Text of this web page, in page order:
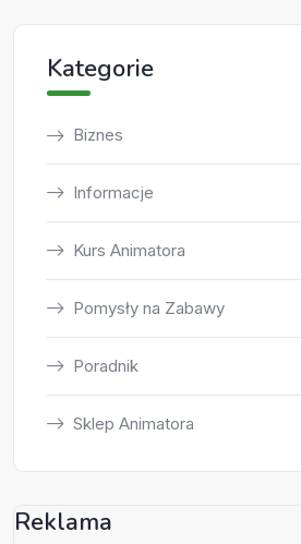
Kategorie
Biznes
Informacje
Kurs Animatora
Pomysły na Zabawy
Poradnik
Sklep Animatora
Reklama